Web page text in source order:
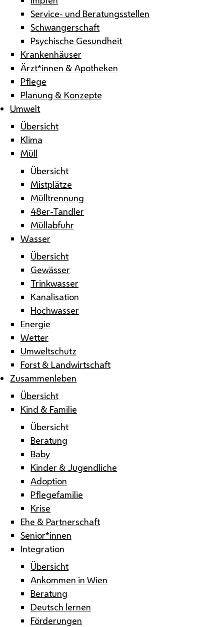
Service- und Beratungsstellen
Schwangerschaft
Psychische Gesundheit
Krankenhäuser
Ärzt*innen & Apotheken
Pflege
Planung & Konzepte
Umwelt
Übersicht
Klima
Müll
Übersicht
Mistplätze
Mülltrennung
48er-Tandler
Müllabfuhr
Wasser
Übersicht
Gewässer
Trinkwasser
Kanalisation
Hochwasser
Energie
Wetter
Umweltschutz
Forst & Landwirtschaft
Zusammenleben
Übersicht
Kind & Familie
Übersicht
Beratung
Baby
Kinder & Jugendliche
Adoption
Pflegefamilie
Krise
Ehe & Partnerschaft
Senior*innen
Integration
Übersicht
Ankommen in Wien
Beratung
Deutsch lernen
Förderungen